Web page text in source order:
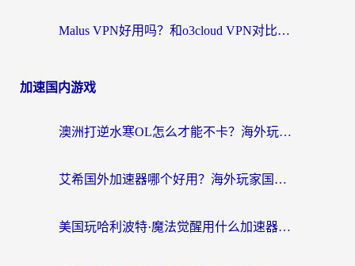
Malus VPN好用吗？和o3cloud VPN对比哪个回国效果更好？
加速国内游戏
澳洲打逆水寒OL怎么才能不卡？海外玩家国服游戏加速终极指南（附梦幻模拟战地铁跑酷解决办法）
艾希国外加速器哪个好用？海外玩家国服游戏畅玩终极指南（附欧洲玩鸣潮街头篮球实测）
美国玩哈利波特·魔法觉醒用什么加速器？告别延迟的终极指南（含免费QQ炫舞方案+印尼妄想山海秘籍）